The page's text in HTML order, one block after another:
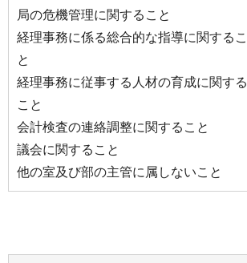
局の危機管理に関すること
経理事務に係る総合的な指導に関するこ
と
経理事務に従事する人材の育成に関する
こと
会計検査の連絡調整に関すること
議会に関すること
他の室及び部の主管に属しないこと